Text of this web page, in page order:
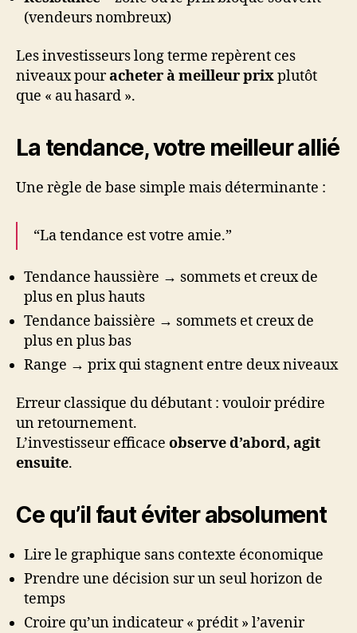
(vendeurs nombreux)
Les investisseurs long terme repèrent ces
niveaux pouracheter à meilleur prixplutôt
que « au hasard ».
La tendance, votre meilleur allié
Une règle de base simple mais déterminante :
“La tendance est votre amie.”
Tendance haussière → sommets et creux de
plus en plus hauts
Tendance baissière → sommets et creux de
plus en plus bas
Range → prix qui stagnent entre deux niveaux
Erreur classique du débutant : vouloir prédire
un retournement.
L’investisseur efficace observe d’abord, agit
ensuite.
Ce qu’il faut éviter absolument
Lire le graphique sans contexte économique
Prendre une décision sur un seul horizon de
temps
Croire qu’un indicateur « prédit » l’avenir